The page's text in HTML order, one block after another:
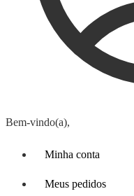
Bem-vindo(a),
Minha conta
Meus pedidos